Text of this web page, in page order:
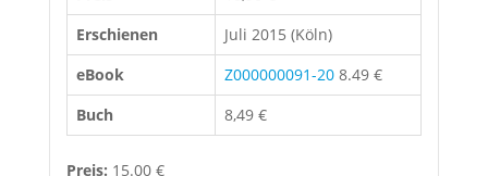
Erschienen
Juli 2015 (Köln)
eBook
Z000000091-20 8.49 €
Buch
8,49 €
Preis: 15.00 €